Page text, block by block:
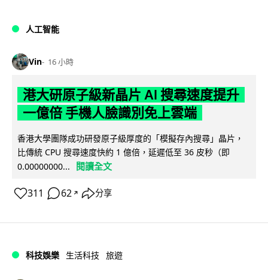
人工智能
Vin 16 小時
港大研原子級新晶片 AI 搜尋速度提升
一億倍 手機人臉識別免上雲端
香港大學團隊成功研發原子級厚度的「模擬存內搜尋」晶片，
比傳統 CPU 搜尋速度快約 1 億倍，延遲低至 36 皮秒（即
0.00000000...
閱讀全文
311 62 ↗ 分享
科技娛樂 生活科技 旅遊